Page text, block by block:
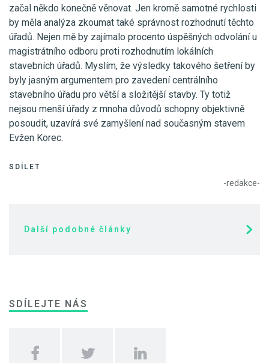
začal někdo konečně věnovat. Jen kromě samotné rychlosti
by měla analýza zkoumat také správnost rozhodnutí těchto
úřadů. Nejen mě by zajímalo procento úspěšných odvolání u
magistrátního odboru proti rozhodnutím lokálních
stavebních úřadů. Myslím, že výsledky takového šetření by
byly jasným argumentem pro zavedení centrálního
stavebního úřadu pro větší a složitější stavby. Ty totiž
nejsou menší úřady z mnoha důvodů schopny objektivně
posoudit, uzavírá své zamyšlení nad současným stavem
Evžen Korec.
-redakce-
SDÍLET
Další podobné články
SDÍLEJTE NÁS